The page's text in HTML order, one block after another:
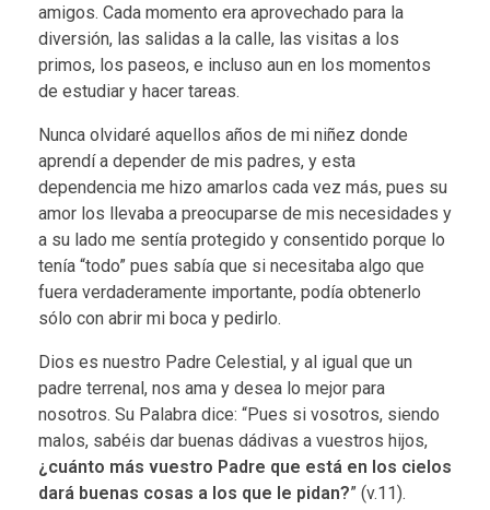
c
i
ó
n
y
l
a
r
e
g
l
amigos. Cada momento era aprovechado para la
diversión, las salidas a la calle, las visitas a los
primos, los paseos, e incluso aun en los momentos
de estudiar y hacer tareas.
Nunca olvidaré aquellos años de mi niñez donde
aprendí a depender de mis padres, y esta
dependencia me hizo amarlos cada vez más, pues su
amor los llevaba a preocuparse de mis necesidades y
a su lado me sentía protegido y consentido porque lo
tenía “todo” pues sabía que si necesitaba algo que
fuera verdaderamente importante, podía obtenerlo
sólo con abrir mi boca y pedirlo.
Dios es nuestro Padre Celestial, y al igual que un
padre terrenal, nos ama y desea lo mejor para
nosotros. Su Palabra dice: “Pues si vosotros, siendo
malos, sabéis dar buenas dádivas a vuestros hijos,
¿cuánto más vuestro Padre que está en los cielos
dará buenas cosas a los que le pidan?” (v.11).